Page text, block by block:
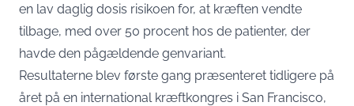
en lav daglig dosis risikoen for, at kræften vendte
tilbage, med over 50 procent hos de patienter, der
havde den pågældende genvariant.
Resultaterne blev første gang præsenteret tidligere på
året på en international kræftkongres i San Francisco,